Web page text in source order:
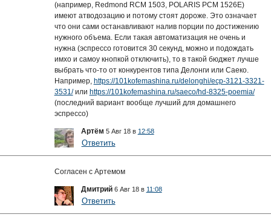
(например, Redmond RCM 1503, POLARIS PCM 1526E)
имеют атводозацию и потому стоят дороже. Это означает
что они сами останавливают налив порции по достижению
нужного объема. Если такая автоматизация не очень и
нужна (эспрессо готовится 30 секунд, можно и подождать
имхо и самоу кнопкой отключить), то в такой бюджет лучше
выбрать что-то от конкурентов типа Делонги или Саеко.
Например, https://101kofemashina.ru/delonghi/ecp-3121-3321-
3531/или https://101kofemashina.ru/saeco/hd-8325-poemia/
(последний вариант вообще лучший для домашнего
эспрессо)
Артём 5 Авг 18 в 12:58
Ответить
Согласен с Артемом
Дмитрий 6 Авг 18 в 11:08
Ответить